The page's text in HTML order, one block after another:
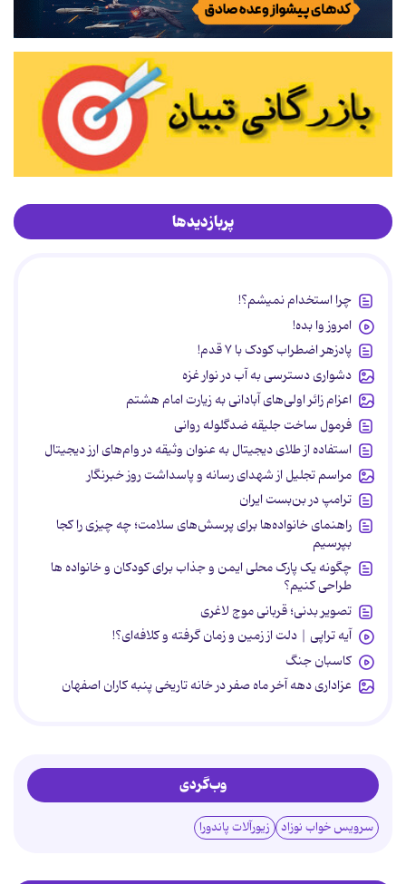
پربازدیدها
چرا استخدام نمیشم؟!
امروز وا بده!
پادزهر اضطراب کودک با ۷ قدم!
دشواری دسترسی به آب در نوار غزه
اعزام زائر اولی‌های آبادانی به زیارت امام هشتم
فرمول ساخت جلیقه ضدگلوله روانی
استفاده از طلای دیجیتال به عنوان وثیقه در وام‌های ارز دیجیتال
مراسم تجلیل از شهدای رسانه و پاسداشت روز خبرنگار
ترامپ در بن‌بست ایران
راهنمای خانواده‌ها برای پرسش‌های سلامت؛ چه چیزی را کجا
بپرسیم
چگونه یک پارک محلی ایمن و جذاب برای کودکان و خانواده ها
طراحی کنیم؟
تصویر بدنی؛ قربانی موج لاغری
آیه تراپی | دلت از زمین و زمان گرفته و کلافه‌ای؟!
کاسبان جنگ
عزاداری دهه آخر ماه صفر در خانه تاریخی پنبه کاران اصفهان
وب‌گردی
سرویس خواب نوزاد زیورآلات پاندورا